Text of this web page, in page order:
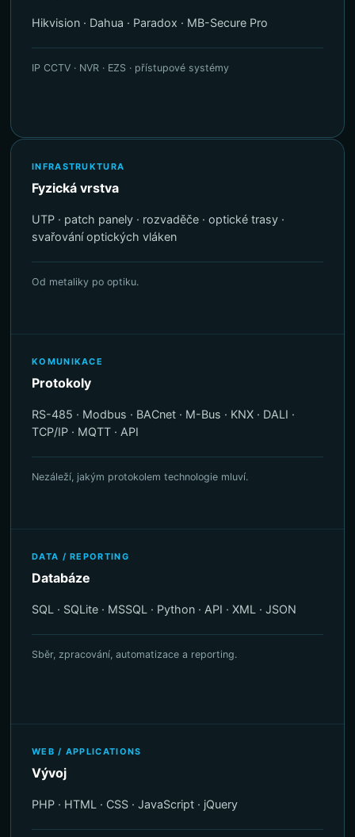
Hikvision · Dahua · Paradox · MB-Secure Pro
IP CCTV · NVR · EZS · přístupové systémy
INFRASTRUKTURA
Fyzická vrstva
UTP · patch panely · rozvaděče · optické trasy ·
svařování optických vláken
Od metaliky po optiku.
KOMUNIKACE
Protokoly
RS-485 · Modbus · BACnet · M-Bus · KNX · DALI ·
TCP/IP · MQTT · API
Nezáleží, jakým protokolem technologie mluví.
DATA / REPORTING
Databáze
SQL · SQLite · MSSQL · Python · API · XML · JSON
Sběr, zpracování, automatizace a reporting.
WEB / APPLICATIONS
Vývoj
PHP · HTML · CSS · JavaScript · jQuery